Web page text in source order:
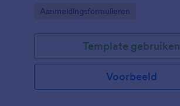
Go to Category:
Aanmeldingsformulieren
Template gebruiken
Voorbeeld